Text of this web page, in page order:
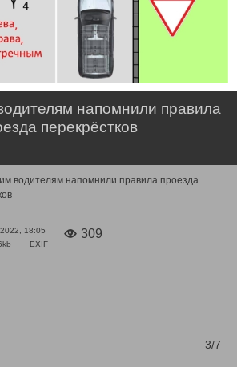
водителям напомнили правила проезда
18:05
EXIF
309
3/7
напомнили правила
перекрёстков